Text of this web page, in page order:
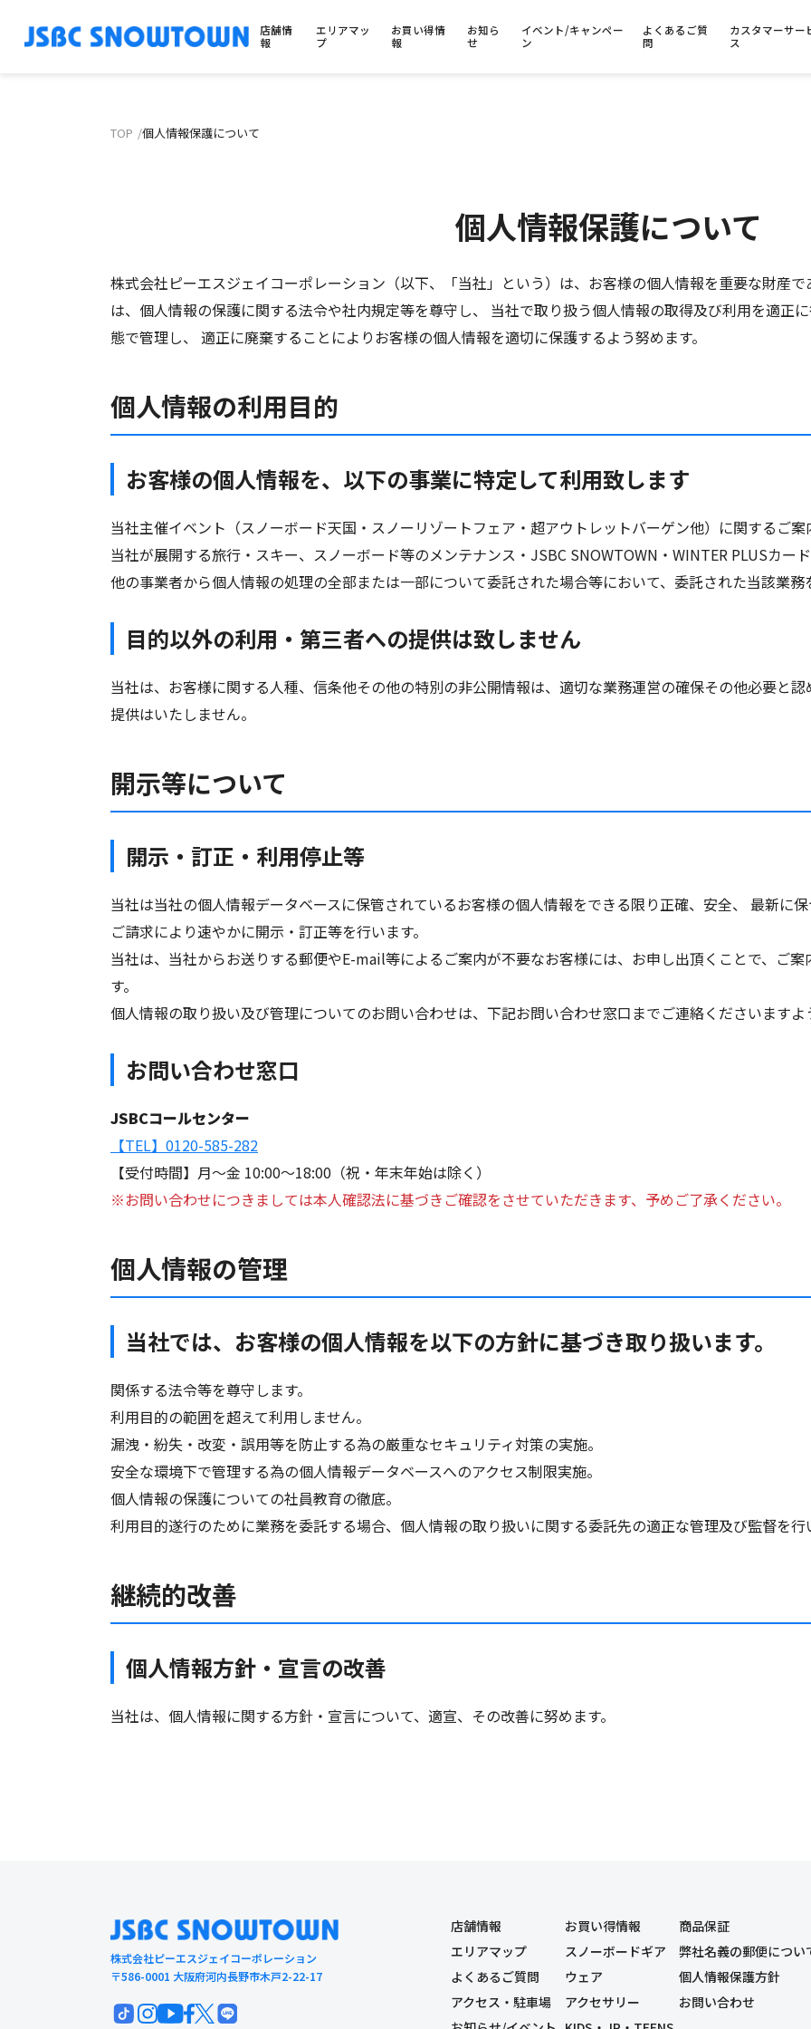
店舗情
報
エリアマッ
プ
お買い得情
報
お知ら
せ
イベント/キャンペー
ン
よくあるご質
問
カスタマーサー
ス
TOP 個人情報保護について
個人情報保護について
株式会社ピーエスジェイコーポレーション（以下、「当社」という）は、お客様の個人情報を重要な財産
は、個人情報の保護に関する法令や社内規定等を尊守し、 当社で取り扱う個人情報の取得及び利用を適正
態で管理し、 適正に廃棄することによりお客様の個人情報を適切に保護するよう努めます。
個人情報の利用目的
お客様の個人情報を、以下の事業に特定して利用致します
当社主催イベント（スノーボード天国・スノーリゾートフェア・超アウトレットバーゲン他）に関するご
当社が展開する旅行・スキー、スノーボード等のメンテナンス・JSBC SNOWTOWN・WINTER PLUSカー
他の事業者から個人情報の処理の全部または一部について委託された場合等において、委託された当該業
目的以外の利用・第三者への提供は致しません
当社は、お客様に関する人種、信条他その他の特別の非公開情報は、適切な業務運営の確保その他必要と
提供はいたしません。
開示等について
開示・訂正・利用停止等
当社は当社の個人情報データベースに保管されているお客様の個人情報をできる限り正確、安全、 最新に
ご請求により速やかに開示・訂正等を行います。
当社は、当社からお送りする郵便やE-mail等によるご案内が不要なお客様には、お申し出頂くことで、ご
す。
個人情報の取り扱い及び管理についてのお問い合わせは、下記お問い合わせ窓口までご連絡くださいます
お問い合わせ窓口
JSBCコールセンター
【TEL】0120-585-282
【受付時間】月～金 10:00～18:00（祝・年末年始は除く）
※お問い合わせにつきましては本人確認法に基づきご確認をさせていただきます、予めご了承ください。
個人情報の管理
当社では、お客様の個人情報を以下の方針に基づき取り扱います。
関係する法令等を尊守します。
利用目的の範囲を超えて利用しません。
漏洩・紛失・改変・誤用等を防止する為の厳重なセキュリティ対策の実施。
安全な環境下で管理する為の個人情報データベースへのアクセス制限実施。
個人情報の保護についての社員教育の徹底。
利用目的遂行のために業務を委託する場合、個人情報の取り扱いに関する委託先の適正な管理及び監督を行
継続的改善
個人情報方針・宣言の改善
当社は、個人情報に関する方針・宣言について、適宣、その改善に努めます。
株式会社ピーエスジェイコーポレーション
〒586-0001 大阪府河内長野市木戸2-22-17
店舗情報
エリアマップ
よくあるご質問
アクセス・駐車場
お買い得情報
スノーボードギア
ウェア
アクセサリー
商品保証
弊社名義の郵便につい
個人情報保護方針
お問い合わせ